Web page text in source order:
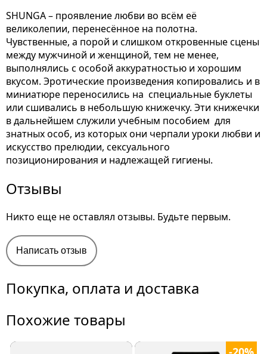
SHUNGA – проявление любви во всём её
великолепии, перенесённое на полотна.
Чувственные, а порой и слишком откровенные сцены
между мужчиной и женщиной, тем не менее,
выполнялись с особой аккуратностью и хорошим
вкусом. Эротические произведения копировались и в
миниатюре переносились на специальные буклеты
или сшивались в небольшую книжечку. Эти книжечки
в дальнейшем служили учебным пособием для
знатных особ, из которых они черпали уроки любви и
искусство прелюдии, сексуального
позиционирования и надлежащей гигиены.
Отзывы
Никто еще не оставлял отзывы. Будьте первым.
Написать отзыв
Покупка, оплата и доставка
Похожие товары